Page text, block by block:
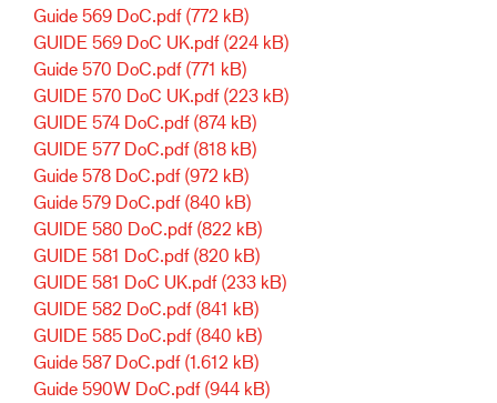
Guide 569 DoC.pdf (772 kB)
GUIDE 569 DoC UK.pdf (224 kB)
Guide 570 DoC.pdf (771 kB)
GUIDE 570 DoC UK.pdf (223 kB)
GUIDE 574 DoC.pdf (874 kB)
GUIDE 577 DoC.pdf (818 kB)
Guide 578 DoC.pdf (972 kB)
Guide 579 DoC.pdf (840 kB)
GUIDE 580 DoC.pdf (822 kB)
GUIDE 581 DoC.pdf (820 kB)
GUIDE 581 DoC UK.pdf (233 kB)
GUIDE 582 DoC.pdf (841 kB)
GUIDE 585 DoC.pdf (840 kB)
Guide 587 DoC.pdf (1.612 kB)
Guide 590W DoC.pdf (944 kB)